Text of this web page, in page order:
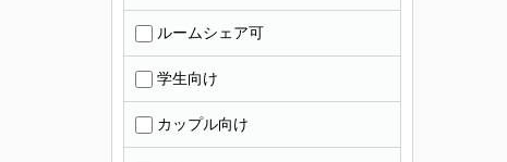
ルームシェア可
学生向け
カップル向け